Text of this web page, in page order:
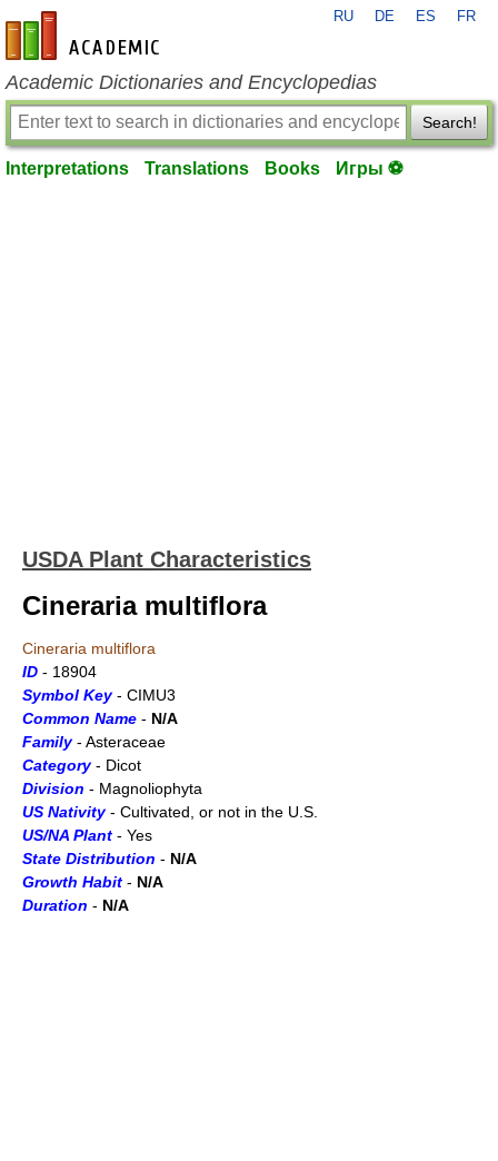
en-academic.com
RU DE ES FR
Academic Dictionaries and Encyclopedias
Search!
Interpretations Translations Books Игры ⚽
USDA Plant Characteristics
Cineraria multiflora
Cineraria multiflora
ID - 18904
Symbol Key- CIMU3
Common Name - N/A
Family- Asteraceae
Category- Dicot
Division - Magnoliophyta
US Nativity- Cultivated, or not in the U.S.
US/NA Plant - Yes
State Distribution - N/A
Growth Habit - N/A
Duration - N/A